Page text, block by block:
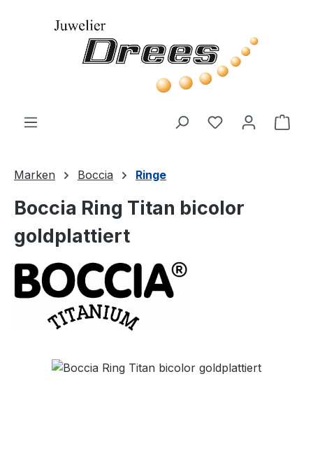
Zum Hauptinhalt springen
Du hast 0
Marken Boccia Ringe
Boccia Ring Titan bicolor
goldplattiert